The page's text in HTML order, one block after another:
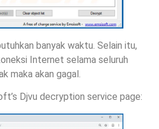
banyak waktu. Selain itu,
Internet selama seluruh
maka akan gagal.
Djvu decryption service page: